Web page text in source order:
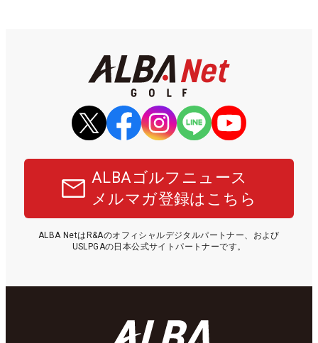
ALBAゴルフニュース
メルマガ登録はこちら
ALBA NetはR&Aのオフィシャルデジタルパートナー、および
USLPGAの日本公式サイトパートナーです。